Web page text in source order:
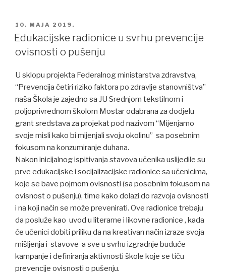
POSTED
ON
10. MAJA 2019.
Edukacijske radionice u svrhu prevencije
ovisnosti o pušenju
U sklopu projekta Federalnog ministarstva zdravstva,
“Prevencija četiri riziko faktora po zdravlje stanovništva”
naša Škola je zajedno sa JU Srednjom tekstilnom i
poljoprivrednom školom Mostar odabrana za dodjelu
grant sredstava za projekat pod nazivom “Mijenjamo
svoje misli kako bi mijenjali svoju okolinu” sa posebnim
fokusom na konzumiranje duhana.
Nakon inicijalnog ispitivanja stavova učenika uslijedile su
prve edukacijske i socijalizacijske radionice sa učenicima,
koje se bave pojmom ovisnosti (sa posebnim fokusom na
ovisnost o pušenju), time kako dolazi do razvoja ovisnosti
i na koji način se može prevenirati. Ove radionice trebaju
da posluže kao uvod u literarne i likovne radionice , kada
će učenici dobiti priliku da na kreativan način izraze svoja
mišljenja i stavove a sve u svrhu izgradnje buduće
kampanje i definiranja aktivnosti škole koje se tiču
prevencije ovisnosti o pušenju.